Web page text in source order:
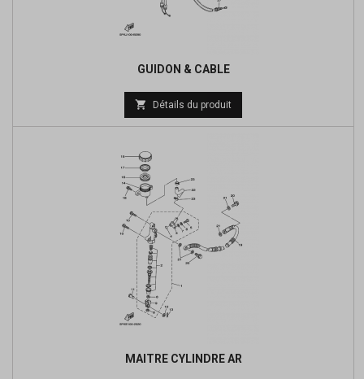
GUIDON & CABLE
Prix
de
 Détails du produit
MAITRE CYLINDRE AR